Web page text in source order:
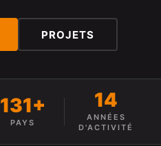
PROJETS
131+
PAYS
14
ANNÉES
D'ACTIVITÉ